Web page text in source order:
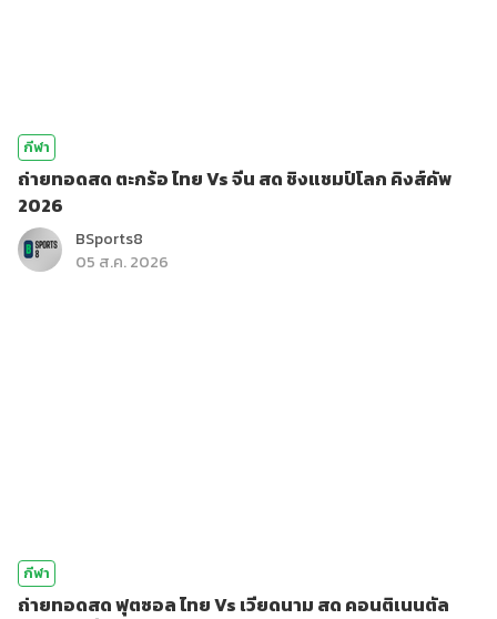
กีฬา
ถ่ายทอดสด ตะกร้อ ไทย Vs จีน สด ชิงแชมป์โลก คิงส์คัพ
2026
BSports8
05 ส.ค. 2026
กีฬา
ถ่ายทอดสด ฟุตซอล ไทย Vs เวียดนาม สด คอนติเนนตัล